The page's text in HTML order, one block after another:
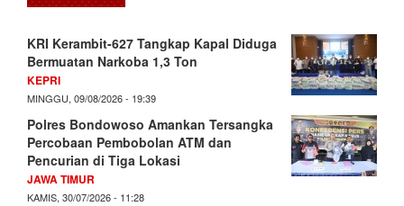
KRI Kerambit-627 Tangkap Kapal Diduga
Bermuatan Narkoba 1,3 Ton
KEPRI
MINGGU, 09/08/2026 - 19:39
Polres Bondowoso Amankan Tersangka
Percobaan Pembobolan ATM dan
Pencurian di Tiga Lokasi
JAWA TIMUR
KAMIS, 30/07/2026 - 11:28